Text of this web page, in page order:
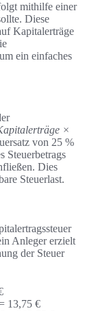
mithilfe einer
Diese
Kapitalerträge
ein einfaches
×
von 25 %
Steuerbetrags
Dies
Steuerlast.
Anleger erzielt
der Steuer
13,75 €